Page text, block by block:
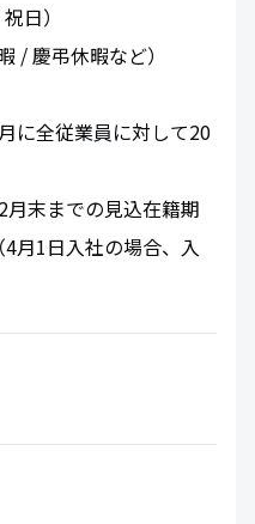
日）
/ 慶弔休暇など）
に全従業員に対して20
末までの見込在籍期
月1日入社の場合、入